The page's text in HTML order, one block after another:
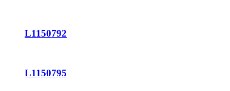
L1150792
L1150795